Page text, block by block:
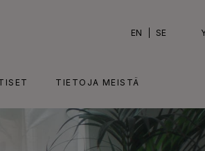
EN SE
TIETOJA MEISTÄ